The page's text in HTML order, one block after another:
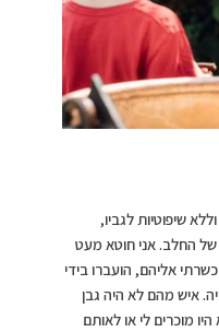
שיפוטיות לגביו,
של החלב. אני חוטא מעט
אליהם, הועברו בידי
איש מהם לא היה גבן
מוכרים לי או לאותם